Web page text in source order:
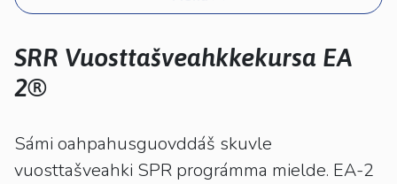
pyyhkäisyliikkeitä.
SRR Vuosttašveahkkekursa EA
2®
Sámi oahpahusguovddáš skuvle
vuosttašveahki SPR prográmma mielde. EA-2